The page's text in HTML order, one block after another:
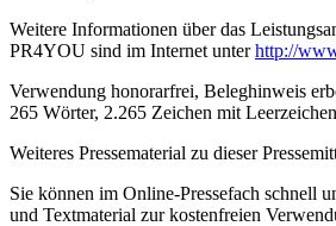
Weitere Informationen über das
PR4YOU sind im Internet unterhttp://
Verwendung honorarfrei, Beleghinweis
265 Wörter, 2.265 Zeichen mit Leerzeichen
Weiteres Pressematerial zu dieser
Sie können im Online-Pressefach schnell
und Textmaterial zur kostenfreien